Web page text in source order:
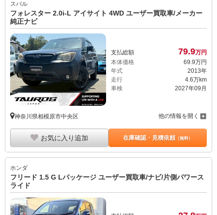
スバル
フォレスター 2.0i-L アイサイト 4WD ユーザー買取車/メーカー
純正ナビ
支払総額 79.9万円
本体価格
69.9万円
年式
2013年
走行
4.6万km
車検
2027年09月
神奈川県相模原市中央区 他の情報を開く
お気に入り追加 在庫確認・見積依頼（無料）
ホンダ
フリード 1.5 G Lパッケージ ユーザー買取車/ナビ/片側パワース
ライド